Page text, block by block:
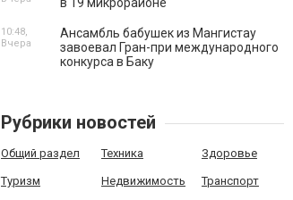
Ансамбль бабушек из Мангистау
завоевал Гран-при международного
конкурса в Баку
10:48,
Вчера
Рубрики новостей
Общий раздел Техника Здоровье
Туризм Недвижимость Транспорт